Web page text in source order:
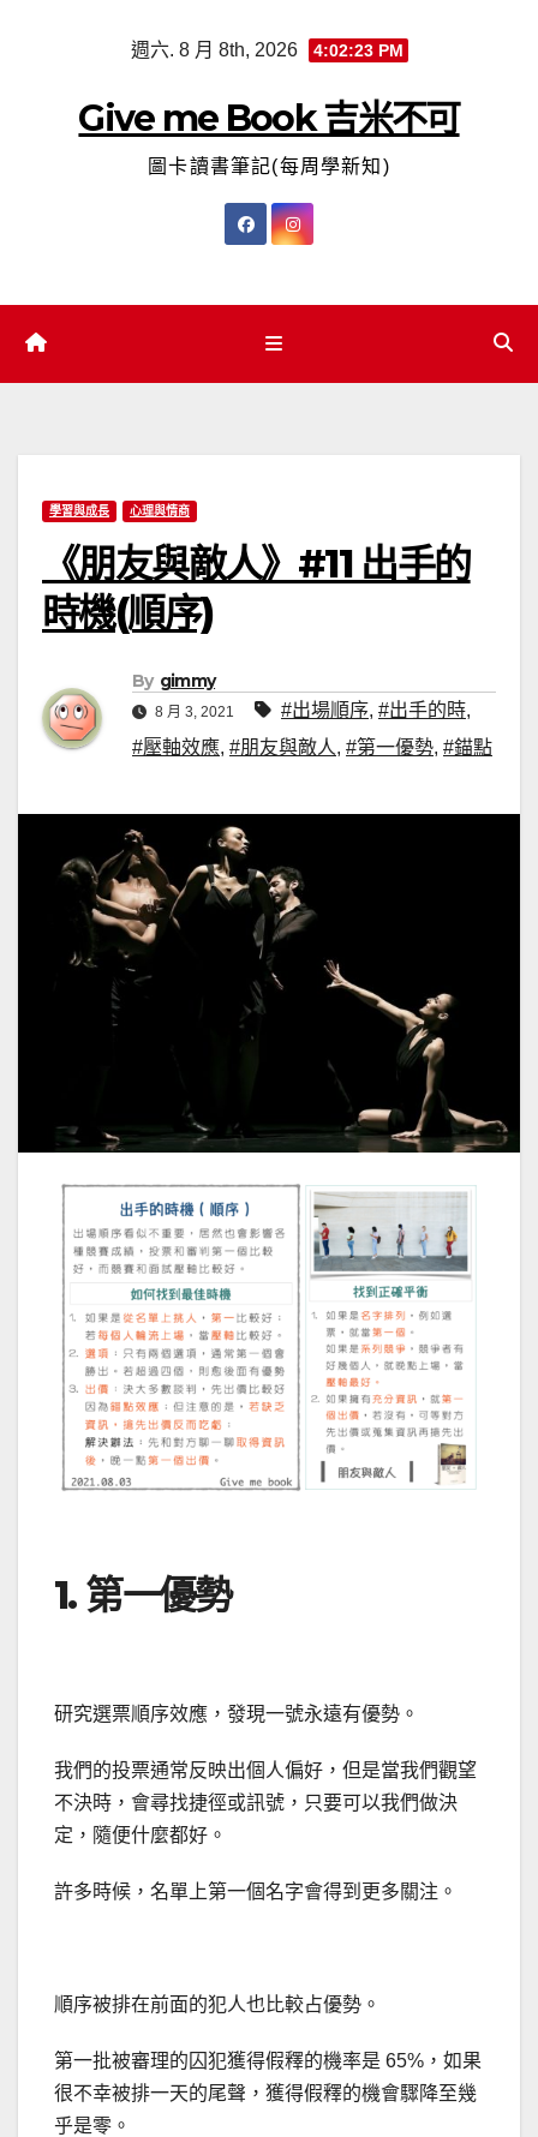
週六. 8 月 8th, 2026 4:02:24 PM
Give me Book 吉米不可
圖卡讀書筆記(每周學新知)
學習與成長 心理與情商
《朋友與敵人》#11 出手的
時機(順序)
By gimmy
8 月 3, 2021 #出場順序, #出手的時,
#壓軸效應, #朋友與敵人, #第一優勢, #錨點
1. 第一優勢
研究選票順序效應，發現一號永遠有優勢。
我們的投票通常反映出個人偏好，但是當我們觀望
不決時，會尋找捷徑或訊號，只要可以我們做決
定，隨便什麼都好。
許多時候，名單上第一個名字會得到更多關注。
順序被排在前面的犯人也比較占優勢。
第一批被審理的囚犯獲得假釋的機率是 65%，如果
很不幸被排一天的尾聲，獲得假釋的機會驟降至幾
乎是零。